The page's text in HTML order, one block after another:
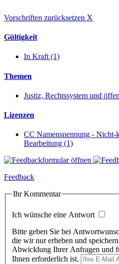
Vorschriften zurücksetzen X
Gültigkeit
In Kraft (1)
Themen
Justiz, Rechtssystem und
Lizenzen
CC Namensnennung -
Bearbeitung (1)
Feedback
Ihr Kommentar
Ich wünsche eine Antwort
Bitte geben Sie bei
die wir nur erheben und
Abwicklung Ihrer Anfragen und
Ihnen erforderlich ist.